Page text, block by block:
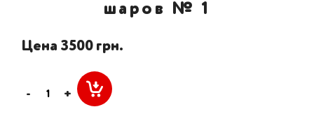
шаров № 1
Цена 3500 грн.
- +